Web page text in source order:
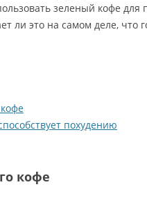
зеленый кофе
ли это на самом деле, что
похудению
кофе